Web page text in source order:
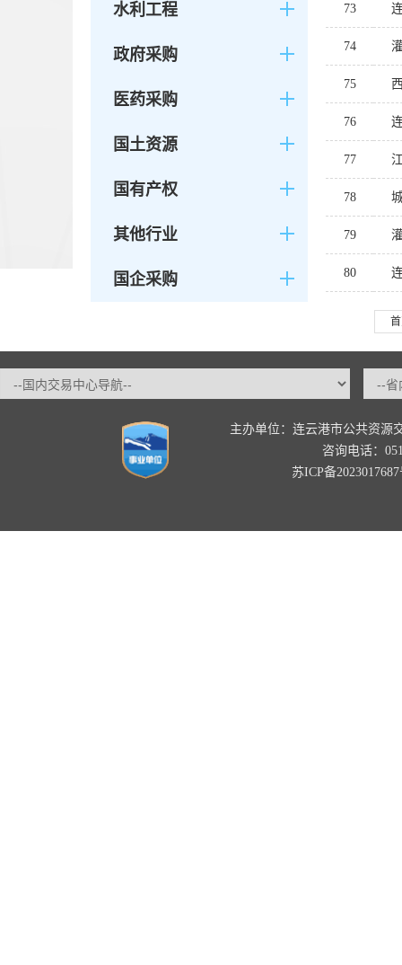
水利工程
政府采购
医药采购
国土资源
国有产权
其他行业
国企采购
73
74
75
76
77
78
79
80
主办单位：连云港市公共资源
咨询电话：
苏ICP备